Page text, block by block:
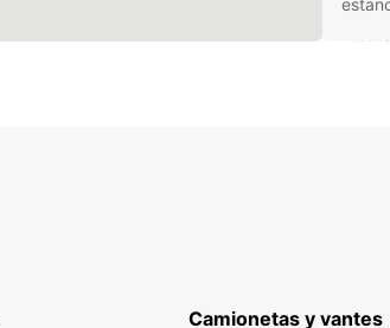
Camionetas y vantes